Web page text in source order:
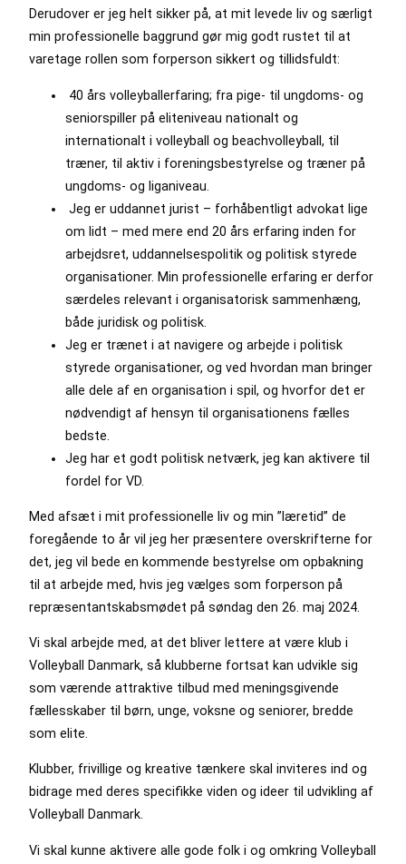
Derudover er jeg helt sikker på, at mit levede liv og særligt
min professionelle baggrund gør mig godt rustet til at
varetage rollen som forperson sikkert og tillidsfuldt:
40 års volleyballerfaring; fra pige- til ungdoms- og
seniorspiller på eliteniveau nationalt og
internationalt i volleyball og beachvolleyball, til
træner, til aktiv i foreningsbestyrelse og træner på
ungdoms- og liganiveau.
Jeg er uddannet jurist – forhåbentligt advokat lige
om lidt – med mere end 20 års erfaring inden for
arbejdsret, uddannelsespolitik og politisk styrede
organisationer. Min professionelle erfaring er derfor
særdeles relevant i organisatorisk sammenhæng,
både juridisk og politisk.
Jeg er trænet i at navigere og arbejde i politisk
styrede organisationer, og ved hvordan man bringer
alle dele af en organisation i spil, og hvorfor det er
nødvendigt af hensyn til organisationens fælles
bedste.
Jeg har et godt politisk netværk, jeg kan aktivere til
fordel for VD.
Med afsæt i mit professionelle liv og min ”læretid” de
foregående to år vil jeg her præsentere overskrifterne for
det, jeg vil bede en kommende bestyrelse om opbakning
til at arbejde med, hvis jeg vælges som forperson på
repræsentantskabsmødet på søndag den 26. maj 2024.
Vi skal arbejde med, at det bliver lettere at være klub i
Volleyball Danmark, så klubberne fortsat kan udvikle sig
som værende attraktive tilbud med meningsgivende
fællesskaber til børn, unge, voksne og seniorer, bredde
som elite.
Klubber, frivillige og kreative tænkere skal inviteres ind og
bidrage med deres specifikke viden og ideer til udvikling af
Volleyball Danmark.
Vi skal kunne aktivere alle gode folk i og omkring Volleyball